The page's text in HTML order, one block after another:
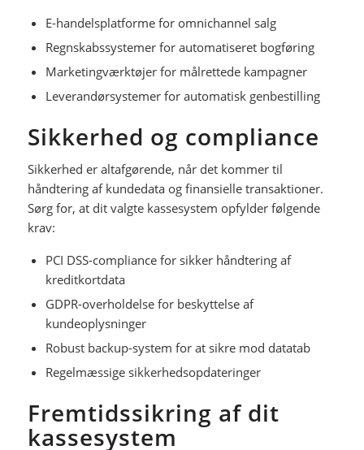
E-handelsplatforme for omnichannel salg
Regnskabssystemer for automatiseret bogføring
Marketingværktøjer for målrettede kampagner
Leverandørsystemer for automatisk genbestilling
Sikkerhed og compliance
Sikkerhed er altafgørende, når det kommer til
håndtering af kundedata og finansielle transaktioner.
Sørg for, at dit valgte kassesystem opfylder følgende
krav:
PCI DSS-compliance for sikker håndtering af
kreditkortdata
GDPR-overholdelse for beskyttelse af
kundeoplysninger
Robust backup-system for at sikre mod datatab
Regelmæssige sikkerhedsopdateringer
Fremtidssikring af dit
kassesystem